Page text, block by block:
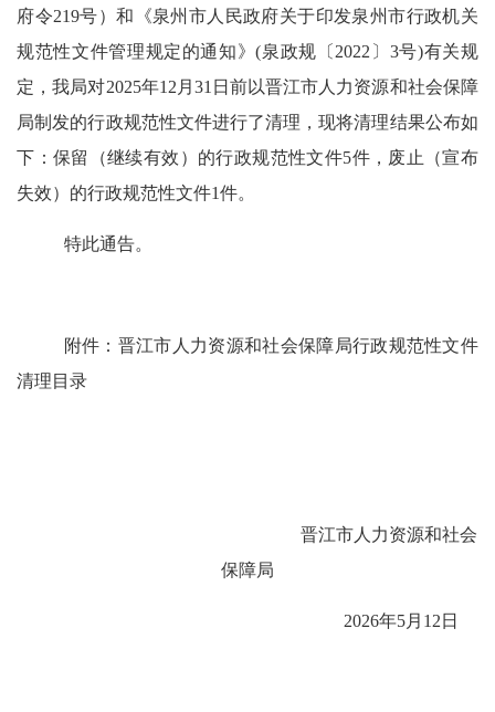
府令219号）和《泉州市人民政府关于印发泉州市行政机关
规范性文件管理规定的通知》(泉政规 〔 2022 〕 3号)有关规
定，我局对2025年12 月 31 日前以晋江市人力资源和社会保障
局制发的行政规范性文件进行了清理，现将清理结果公布如
下：保留（继续有效）的行政规范性文件5件， 废止（宣布
失效）的行政规范性文件1件。
特此通告。
附件：晋江市人力资源和社会保障局行政规范性文件
清理目录
晋江市人力资源和社会
保障局
2026年5月 12日